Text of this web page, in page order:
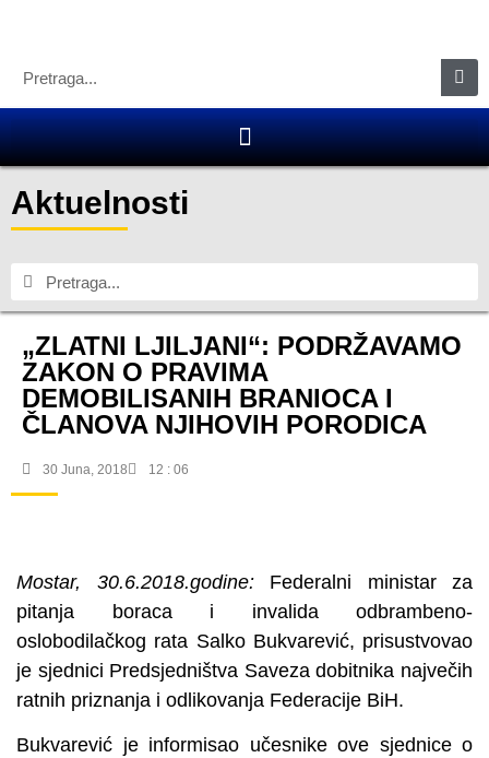
Aktuelnosti
„ZLATNI LJILJANI“: PODRŽAVAMO
ZAKON O PRAVIMA
DEMOBILISANIH BRANIOCA I
ČLANOVA NJIHOVIH PORODICA
30 Juna, 2018 12 : 06
Mostar, 30.6.2018.godine:Federalni ministar za
pitanja boraca i invalida odbrambeno-
oslobodilačkog rata Salko Bukvarević, prisustvovao
je sjednici Predsjedništva Saveza dobitnika največih
ratnih priznanja i odlikovanja Federacije BiH.
Bukvarević je informisao učesnike ove sjednice o